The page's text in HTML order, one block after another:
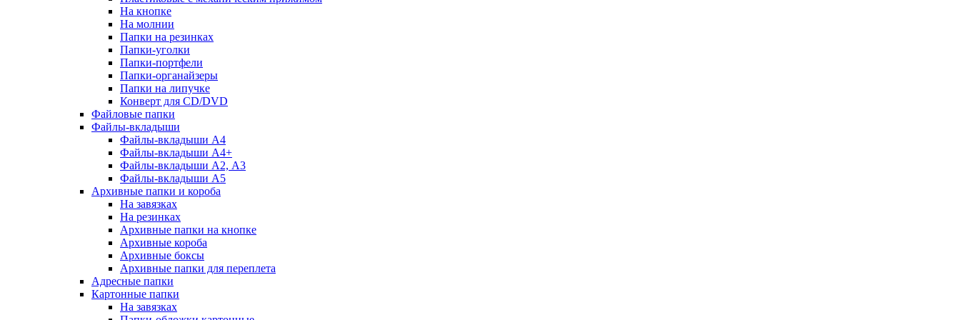
На кнопке
На молнии
Папки на резинках
Папки-уголки
Папки-портфели
Папки-органайзеры
Папки на липучке
Конверт для CD/DVD
Файловые папки
Файлы-вкладыши
Файлы-вкладыши А4
Файлы-вкладыши А4+
Файлы-вкладыши А2, А3
Файлы-вкладыши А5
Архивные папки и короба
На завязках
На резинках
Архивные папки на кнопке
Архивные короба
Архивные боксы
Архивные папки для переплета
Адресные папки
Картонные папки
На завязках